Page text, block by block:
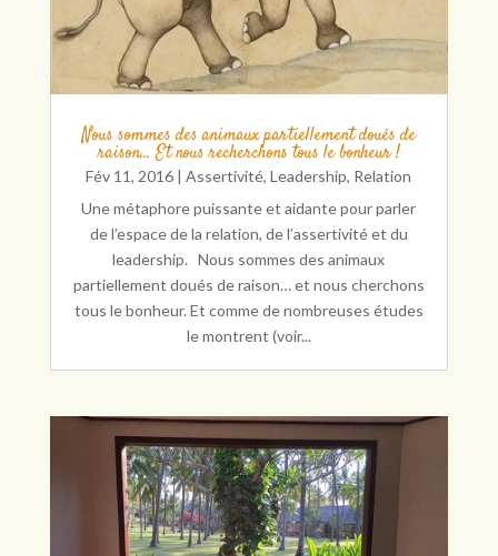
Nous sommes des animaux partiellement doués de
raison… Et nous recherchons tous le bonheur !
Fév 11, 2016 |Assertivité,Leadership, Relation
Une métaphore puissante et aidante pour parler
de l’espace de la relation, de l’assertivité et du
leadership. Nous sommes des animaux
partiellement doués de raison… et nous cherchons
tous le bonheur. Et comme de nombreuses études
le montrent (voir...